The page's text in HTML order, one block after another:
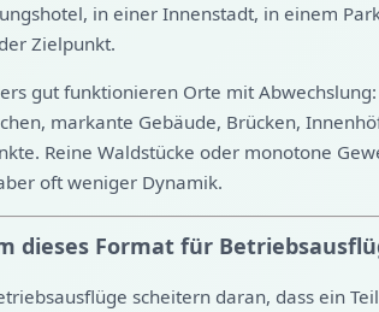
in einer Innenstadt, in einem
Zielpunkt.
gut funktionieren Orte mit
markante Gebäude, Brücken,
Reine Waldstücke oder monotone
oft weniger Dynamik.
dieses Format für
scheitern daran, dass ein